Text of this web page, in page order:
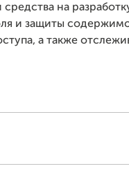
на
и защиты
а также